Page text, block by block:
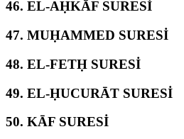
46. EL-AḤKĀF SURESİ
47. MUḤAMMED SURESİ
48. EL-FETḤ SURESİ
49. EL-ḤUCURĀT SURESİ
50. KĀF SURESİ